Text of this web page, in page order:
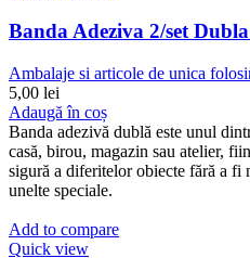
Banda Adeziva 2/set
Ambalaje si articole de unica
5,00 lei
Adaugă în coș
Banda adezivă dublă este unul
casă, birou, magazin sau atelier,
sigură a diferitelor obiecte fără a fi
unelte speciale.
Add to compare
Quick view